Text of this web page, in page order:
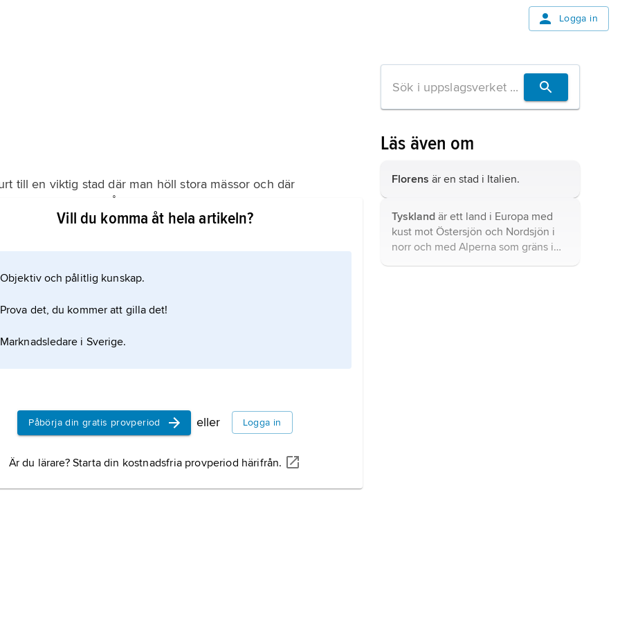
Logga in
till en viktig stad där man höll stora mässor och där
att fatta beslut. År 1372 blev Frankfurt en fri
halvan av 1800-talet var staden tysk huvudstad
Vill du komma åt hela artikeln?
Objektiv och pålitlig kunskap.
Prova det, du kommer att gilla det!
Marknadsledare i Sverige.
Påbörja din gratis provperiod eller Logga in
Är du lärare? Starta din kostnadsfria provperiod härifrån.
Läs även om
Florens är en stad i Italien.
Tyskland är ett land i Europa med
kust mot Östersjön och Nordsjön i
norr och med Alperna som gräns i
söder.